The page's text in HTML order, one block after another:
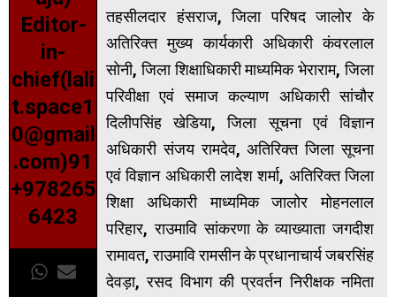
Editor-
in-
chief(lali
t.space1
0@gmail
.com)91
+978265
6423
तहसीलदार हंसराज, जिला परिषद जालोर के
अतिरिक्त मुख्य कार्यकारी अधिकारी कंवरलाल
सोनी, जिला शिक्षाधिकारी माध्यमिक भेराराम, जिला
परिवीक्षा एवं समाज कल्याण अधिकारी सांचौर
दिलीपसिंह खेडिया, जिला सूचना एवं विज्ञान
अधिकारी संजय रामदेव, अतिरिक्त जिला सूचना
एवं विज्ञान अधिकारी लादेश शर्मा, अतिरिक्त जिला
शिक्षा अधिकारी माध्यमिक जालोर मोहनलाल
परिहार, राउमावि सांकरणा के व्याख्याता जगदीश
रामावत, राउमावि रामसीन के प्रधानाचार्य जबरसिंह
देवड़ा, रसद विभाग की प्रवर्तन निरीक्षक नमिता